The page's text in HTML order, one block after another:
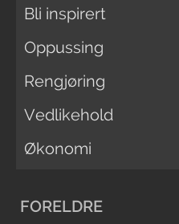
Bli inspirert
Oppussing
Rengjøring
Vedlikehold
Økonomi
FORELDRE